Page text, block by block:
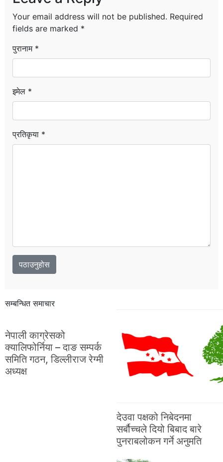
Your email address will not be published. Required
fields are marked *
पुरानाम *
इमेल *
प्रतिकृया *
सम्बन्धित समाचार
नेपाली काग्रेसको
क्यालिफोर्निया – दाङ सम्पर्क
समिति गठन, डिल्लीराज रेग्मी
अध्यक्ष
देउवा पक्षको निबेदनमा
सर्बौच्चले दियो बिबाद बारे
पुनराबलोकन गर्ने अनुमति